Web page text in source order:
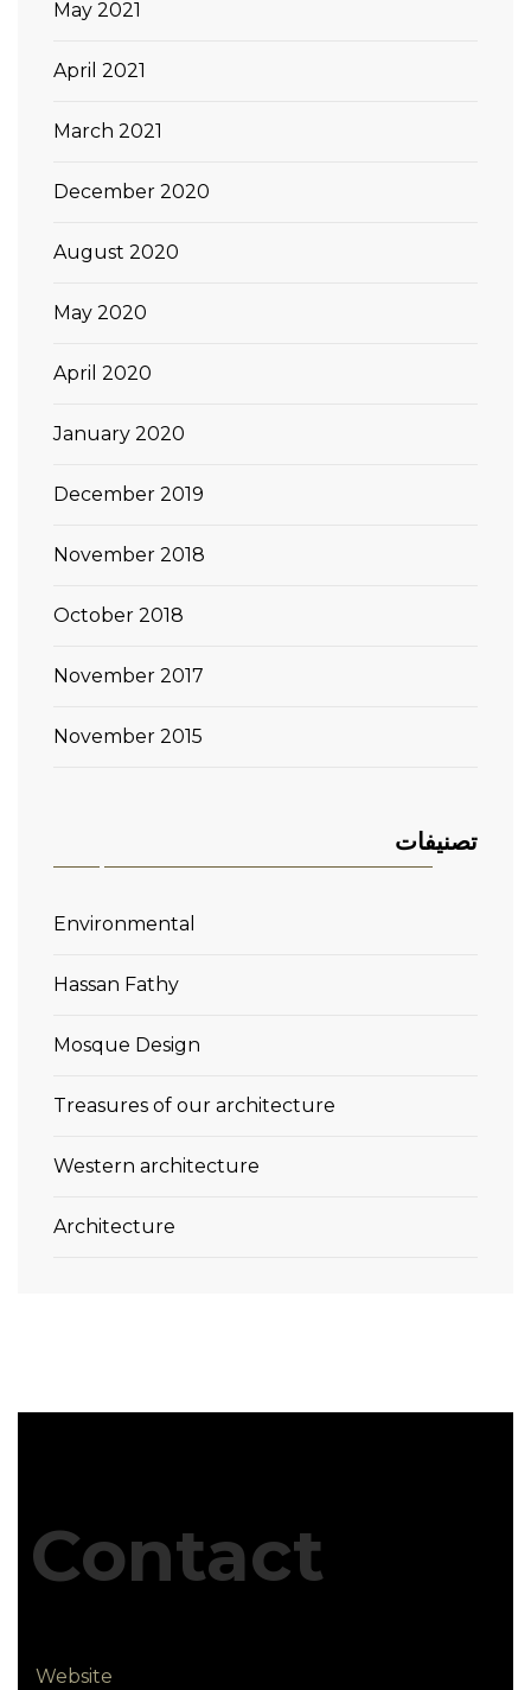
May 2021
April 2021
March 2021
December 2020
August 2020
May 2020
April 2020
January 2020
December 2019
November 2018
October 2018
November 2017
November 2015
تصنيفات
Environmental
Hassan Fathy
Mosque Design
Treasures of our architecture
Western architecture
Architecture
Contact
Website